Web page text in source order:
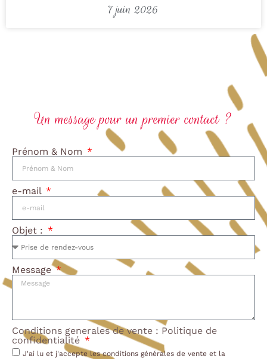
7 juin 2026
Un message pour un premier contact ?
Prénom & Nom
e-mail
Objet :
Message
Conditions generales de vente : Politique de
confidentialité
J'ai lu et j'accepte les conditions générales de vente et la